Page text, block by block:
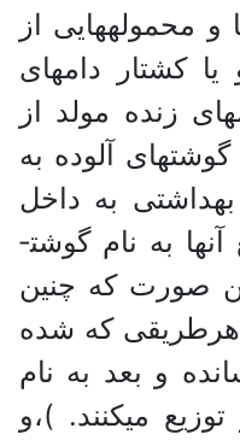
محموله­هایی از
کشتار دام­های
زنده مولد از
آلوده به
به داخل
کشور و فروش و توزیع آن­ها به نام گوشت­
صورت که چنین
هرطریقی که شده
و بعد به نام
می­کنند. )،و